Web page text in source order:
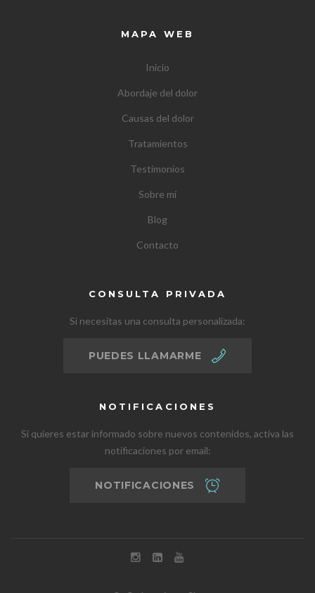
MAPA WEB
Inicio
Abordaje del dolor
Causas del dolor
Tratamientos
Testimonios
Sobre mí
Blog
Contacto
CONSULTA PRIVADA
Si necesitas una consulta personalizada:
PUEDES LLAMARME
NOTIFICACIONES
Si quieres estar informado sobre nuevos contenidos, activa las
notificaciones por email:
NOTIFICACIONES